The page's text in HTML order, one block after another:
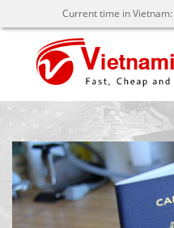
Current time in Vietnam: